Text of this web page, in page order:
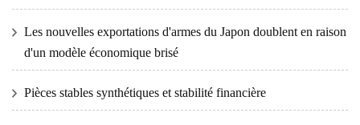
Les nouvelles exportations d'armes du Japon doublent en raison
d'un modèle économique brisé
Pièces stables synthétiques et stabilité financière